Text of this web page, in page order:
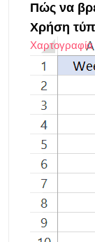
Πώς να
Χρήση
Χαρτογραφία